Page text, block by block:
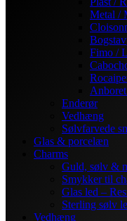
Metal /
Fimo /
Enderør
Vedhæng
Sølvfarvede
Glas & porcelæn
Charms
Guld, sølv &
Smykker til
Glas led –
Sterling sølv
Vedhæng